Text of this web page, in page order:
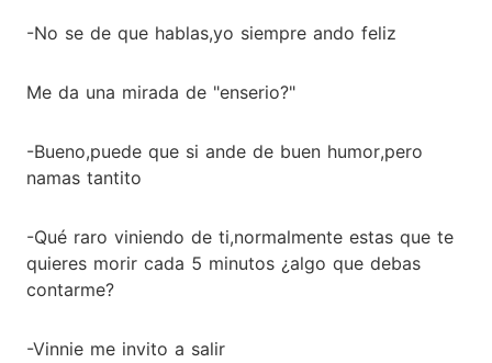
-No se de que hablas,yo siempre ando feliz
Me da una mirada de "enserio?"
-Bueno,puede que si ande de buen humor,pero
namas tantito
-Qué raro viniendo de ti,normalmente estas que te
quieres morir cada 5 minutos ¿algo que debas
contarme?
-Vinnie me invito a salir